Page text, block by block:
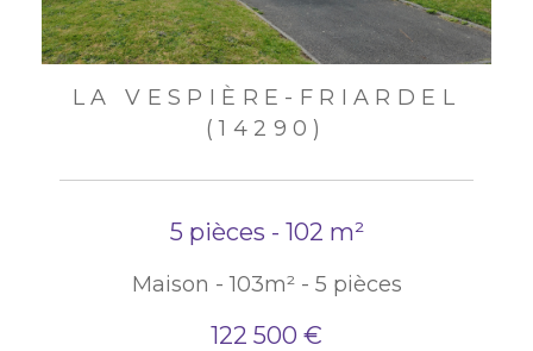
LA VESPIÈRE-FRIARDEL
(14290)
5 pièces - 102 m²
Maison - 103m² - 5 pièces
122 500 €